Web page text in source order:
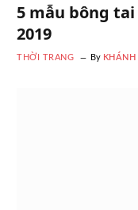
5 mẫu bông
2019
THỜI TRANG By